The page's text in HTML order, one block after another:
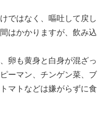
ではなく、嘔吐して戻し
はかかりますが、飲み込
卵も黄身と白身が混ざっ
ーマン、チンゲン菜、ブ
マトなどは嫌がらずに食